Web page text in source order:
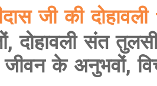
जी की
दोहावली संत
के अनुभवों,